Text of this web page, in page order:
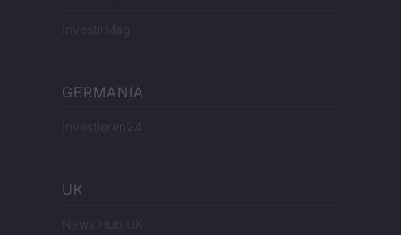
InvestirMag
GERMANIA
Investieren24
UK
News Hub UK